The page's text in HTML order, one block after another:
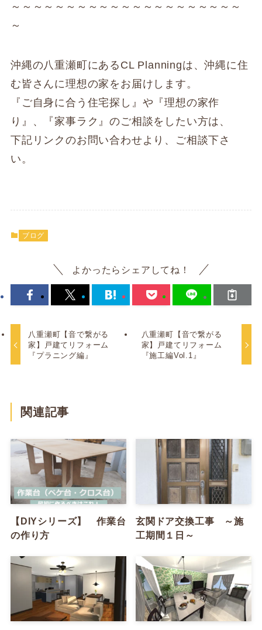
～～～～～～～～～～～～～～～～～～～～～
～
沖縄の八重瀬町にあるCL Planningは、沖縄に住
む皆さんに理想の家をお届けします。
『ご自身に合う住宅探し』や『理想の家作
り』、『家事ラク』のご相談をしたい方は、
下記リンクのお問い合わせより、ご相談下さ
い。
ブログ
よかったらシェアしてね！
八重瀬町【音で繋がる
家】戸建てリフォーム
『プラニング編』
八重瀬町【音で繋がる
家】戸建てリフォーム
『施工編Vol.1』
関連記事
【DIYシリーズ】 作業台
の作り方
玄関ドア交換工事 ～施
工期間１日～